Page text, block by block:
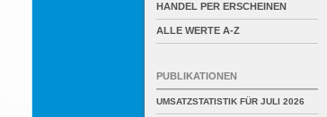
HANDEL PER ERSCHEINEN
ALLE WERTE A-Z
PUBLIKATIONEN
UMSATZSTATISTIK FÜR JULI 2026